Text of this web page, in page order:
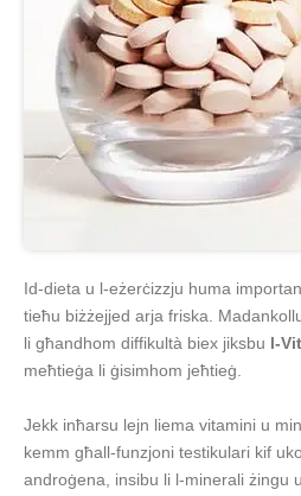
Id-dieta u l-eżerċizzju huma
tieħu biżżejjed arja friska.
li għandhom diffikultà biex jiksbu l-
meħtieġa li ġisimhom jeħtieġ.
Jekk inħarsu lejn liema vitamini u
kemm għall-funzjoni testikulari kif
androġena, insibu li l-minerali żingu